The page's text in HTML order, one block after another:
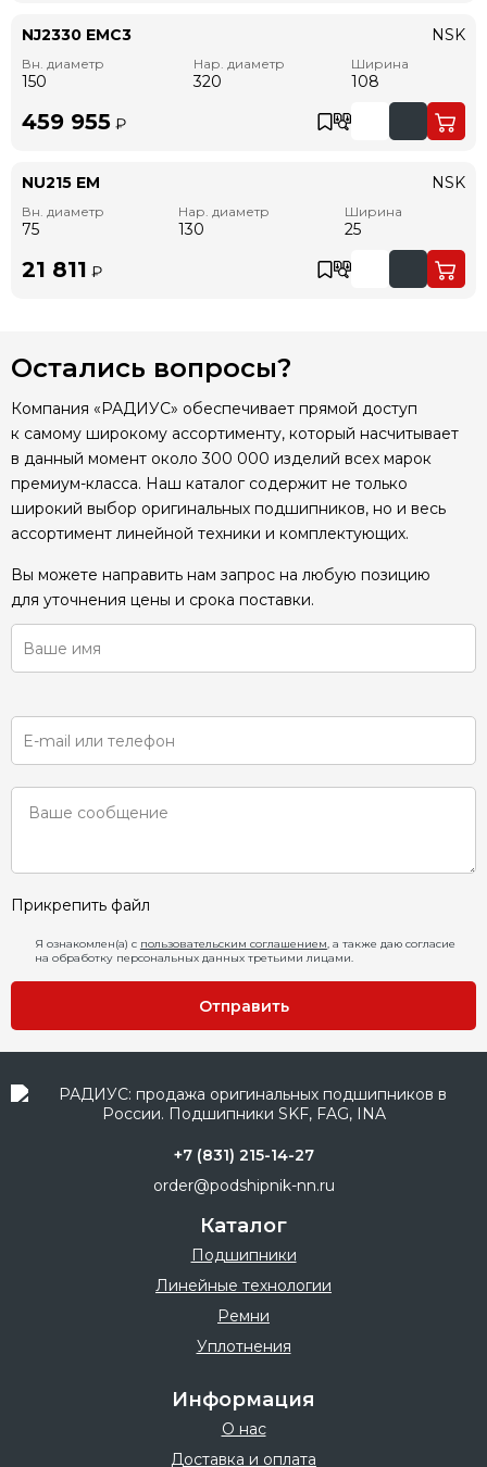
NJ2330 EMC3
Вн. диаметр
150
Нар. диаметр
320
Ширина
108
NSK
459 955 ₽
NU215 EM
Вн. диаметр
75
Нар. диаметр
130
Ширина
25
NSK
21 811 ₽
Остались вопросы?
Компания «РАДИУС» обеспечивает прямой доступ
к самому широкому ассортименту, который насчитывает
в данный момент около 300 000 изделий всех марок
премиум-класса. Наш каталог содержит не только
широкий выбор оригинальных подшипников, но и весь
ассортимент линейной техники и комплектующих.
Вы можете направить нам запрос на любую позицию
для уточнения цены и срока поставки.
Прикрепить файл
Я ознакомлен(а) с пользовательским соглашением, а также даю согласие
на обработку персональных данных третьими лицами.
Отправить
+7 (831) 215-14-27
order@podshipnik-nn.ru
Каталог
Подшипники
Линейные технологии
Ремни
Уплотнения
Информация
О нас
Доставка и оплата